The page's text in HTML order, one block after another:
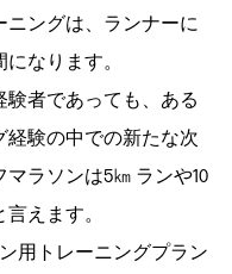
ニングは、ランナーに
なります。
験者であっても、ある
経験の中での新たな次
ラソンは5㎞ ランや10
えます。
用トレーニングプラン